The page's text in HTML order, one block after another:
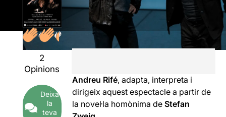
2
Opinions
Deixa
la
teva
Andreu Rifé, adapta, interpreta i
dirigeix aquest espectacle a partir de
la novel·la homònima deStefan